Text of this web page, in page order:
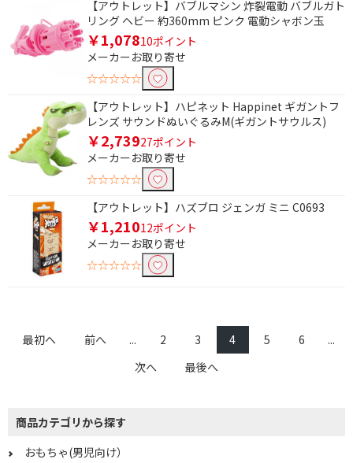
【アウトレット】バブルマシン 炸裂電動 バブルガト
リング ヘビー 約360mm ピンク 電動シャボン玉
￥1,07810ポイント
メーカーお取り寄せ
☆☆☆☆☆
【アウトレット】ハピネット Happinet ギガントフ
レンズ サウンドぬいぐるみM(ギガントサウルス)
￥2,73927ポイント
メーカーお取り寄せ
☆☆☆☆☆
【アウトレット】ハズブロ ジェンガ ミニ C0693
￥1,21012ポイント
メーカーお取り寄せ
☆☆☆☆☆
最初へ 前へ ... 2 3 4 5 6
...
次へ
最後へ
商品カテゴリから探す
おもちゃ(男児向け）